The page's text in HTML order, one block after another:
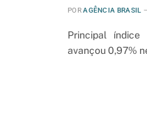
POR AGÊNCIA BRASIL
Principal
avançou 0,97%